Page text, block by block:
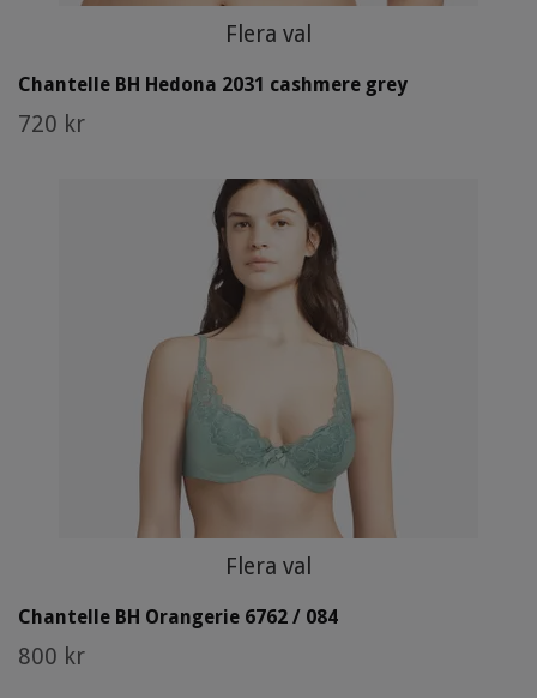
Flera val
Chantelle BH Hedona 2031 cashmere grey
720 kr
Flera val
Chantelle BH Orangerie 6762 / 084
800 kr